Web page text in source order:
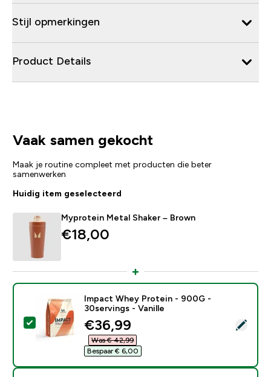
Stijl opmerkingen
Product Details
Vaak samen gekocht
Maak je routine compleet met producten die beter
samenwerken
Huidig item geselecteerd
Myprotein Metal Shaker – Brown
€18,00‎
Selecteer dit product - Impact Whey Protein - 900G
Impact Whey Protein - 900G -
30servings - Vanille
discounted price
€36,99‎
Was € 42,99‎
Bespaar € 6,00‎